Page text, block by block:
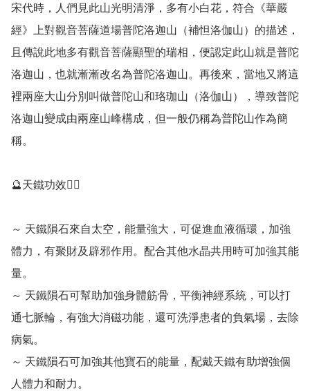
宋代時，人們見此山光明清淨，多有小白花，符合《華嚴
經》上對觀音菩薩道場普陀洛迦山（補怛洛伽山）的描述，
且傳說此地多有觀音菩薩顯聖的瑞相，便認定此山就是普陀
洛迦山，也就漸漸改名為普陀洛迦山。再後來，當地又將這
裡兩座大山分別叫做普陀山和珞珈山（洛伽山），導致普陀
洛迦山變成由兩座山峰構成，但一般仍稱為普陀山作為簡
稱。
🔮天鐵功效💁‍♀️
～ 天鐵隕石來自太空，能量強大，可促進血液循環，加強
體力，有聚財及辟邪作用。配合其他水晶共用時可加強其能
量。
～ 天鐵隕石可幫助加強身體筋骨，平衡神經系統，可以打
通七脈輪，有強大消磁功能，還可洗淨患者的負氣場，去除
病氣。
～ 天鐵隕石可加強其他寶石的能量，配戴天鐵有助增強個
人體力和耐力。